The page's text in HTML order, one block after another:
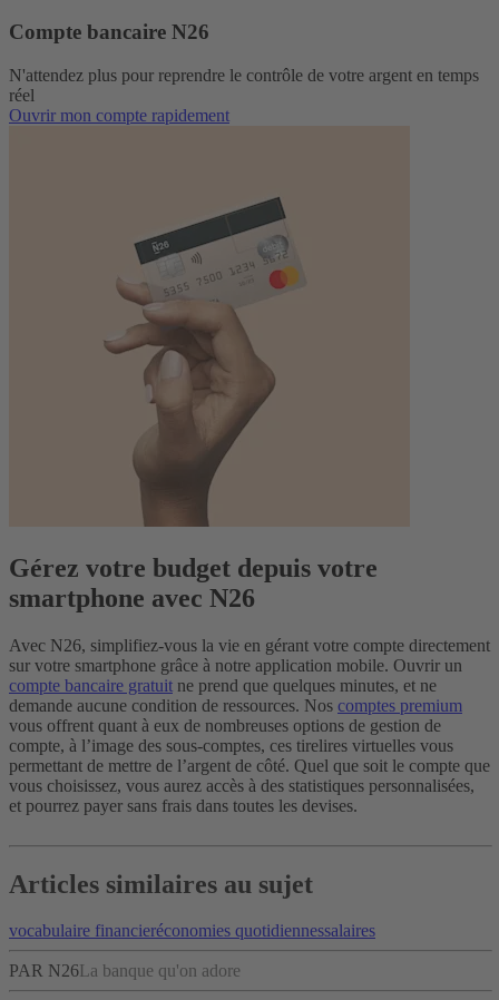
Compte bancaire N26
N'attendez plus pour reprendre le contrôle de votre argent en temps
réel
Ouvrir mon compte rapidement
Gérez votre budget depuis votre
smartphone avec N26
Avec N26, simplifiez-vous la vie en gérant votre compte directement
sur votre smartphone grâce à notre application mobile. Ouvrir un
compte bancaire gratuit ne prend que quelques minutes, et ne
demande aucune condition de ressources. Nos comptes premium
vous offrent quant à eux de nombreuses options de gestion de
compte, à l’image des sous-comptes, ces tirelires virtuelles vous
permettant de mettre de l’argent de côté. Quel que soit le compte que
vous choisissez, vous aurez accès à des statistiques personnalisées,
et pourrez payer sans frais dans toutes les devises.
Articles similaires au sujet
vocabulaire financieréconomies quotidiennessalaires
PAR N26 La banque qu'on adore